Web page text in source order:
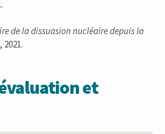
de la dissuasion nucléaire depuis la
, 2021.
et